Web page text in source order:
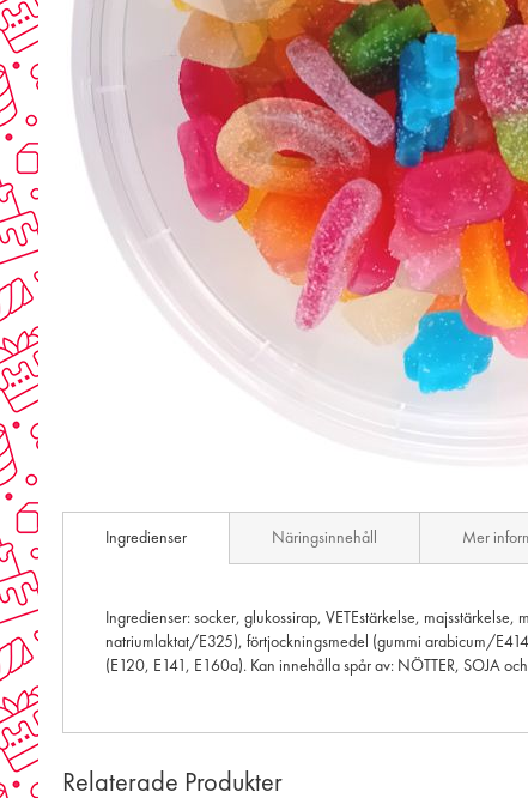
to
images
Ingredienser
Ingredienser: socker, glukossirap, VETEstärkelse,
natriumlaktat/E325), förtjockningsmedel (gummi arabicum/
(E120, E141, E160a). Kan innehålla spår av: NÖTTER, SOJA
Näringsinnehåll Mer
Relaterade Produkter